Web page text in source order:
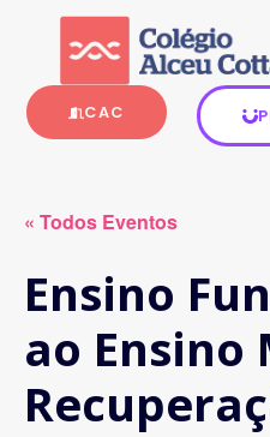
CAC
« Todos Eventos
Ensino
ao Ensino